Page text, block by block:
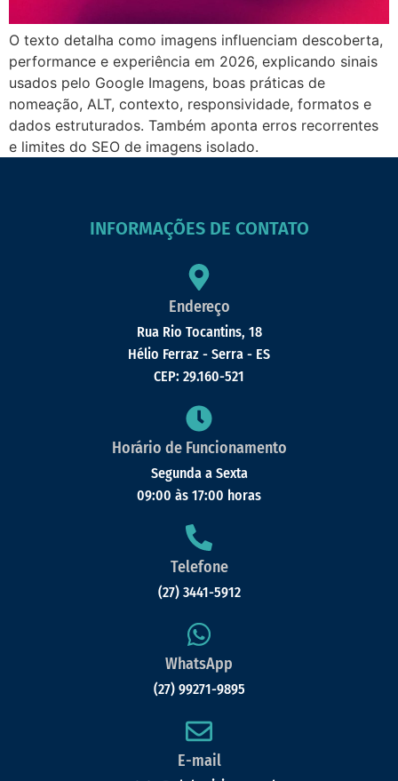
O texto detalha como imagens influenciam descoberta,
performance e experiência em 2026, explicando sinais
usados pelo Google Imagens, boas práticas de
nomeação, ALT, contexto, responsividade, formatos e
dados estruturados. Também aponta erros recorrentes
e limites do SEO de imagens isolado.
INFORMAÇÕES DE CONTATO
Endereço
Rua Rio Tocantins, 18
Hélio Ferraz - Serra - ES
CEP: 29.160-521
Horário de Funcionamento
Segunda a Sexta
09:00 às 17:00 horas
Telefone
(27) 3441-5912
WhatsApp
(27) 99271-9895
E-mail